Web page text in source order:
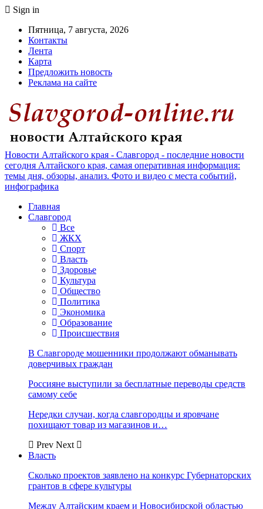
Sign in
Пятница, 7 августа, 2026
Контакты
Лента
Карта
Предложить новость
Реклама на сайте
Новости Алтайского края - Славгород - последние новости
сегодня Алтайского края, самая оперативная информация:
темы дня, обзоры, анализ. Фото и видео с места событий,
инфографика
Главная
Славгород
Все
ЖКХ
Спорт
Власть
Здоровье
Культура
Общество
Политика
Экономика
Образование
Происшествия
В Славгороде мошенники продолжают обманывать
доверчивых граждан
Россияне выступили за бесплатные переводы средств
самому себе
Нередки случаи, когда славгородцы и яровчане
похищают товар из магазинов и…
Prev Next
Власть
Сколько проектов заявлено на конкурс Губернаторских
грантов в сфере культуры
Между Алтайским краем и Новосибирской областью